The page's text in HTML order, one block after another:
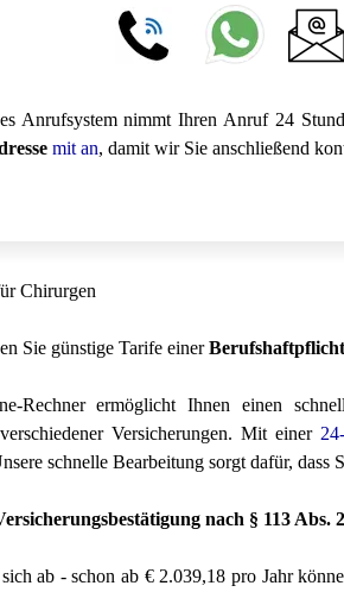
Anrufsystem nimmt Ihren Anruf 24
mit an, damit wir Sie anschließend
Chirurgen
Sie günstige Tarife einer
Rechner ermöglicht Ihnen einen
Versicherungen. Mit einer
schnelle Bearbeitung sorgt dafür, dass
nach § 113 Abs. 2
ab - schon ab € 2.039,18 pro Jahr